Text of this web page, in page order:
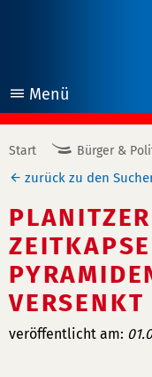
Menü
öffnen
Start Bürger &
zurück zu den
VERSENKT
veröffentlicht am: